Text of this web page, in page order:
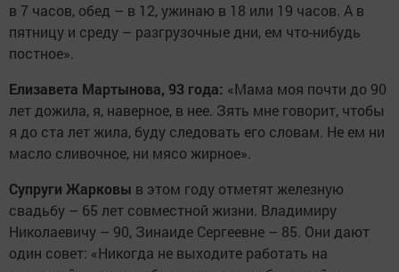
в 7 часов, обед – в 12, ужинаю в 18 или 19 часов. А в
пятницу и среду – разгрузочные дни, ем что-нибудь
постное».
Елизавета Мартынова, 93 года: «Мама моя почти до 90
лет дожила, я, наверное, в нее. Зять мне говорит, чтобы
я до ста лет жила, буду следовать его словам. Не ем ни
масло сливочное, ни мясо жирное».
Супруги Жарковы в этом году отметят железную
свадьбу – 65 лет совместной жизни. Владимиру
Николаевичу – 90, Зинаиде Сергеевне – 85. Они дают
один совет: «Никогда не выходите работать на